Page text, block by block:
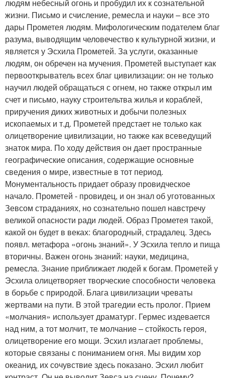
людям небесный огонь и пробудил их к сознательной
жизни. Письмо и счисление, ремесла и науки – все это
дары Прометея людям. Мифологическим подателем благ
разума, выводящим человечество к культурной жизни, и
является у Эсхила Прометей. За услуги, оказанные
людям, он обречен на мучения. Прометей выступает как
первооткрыватель всех благ цивилизации: он не только
научил людей обращаться с огнем, но также открыл им
счет и письмо, науку строительтва жилья и кораблей,
приручения диких животных и добычи полезных
ископаемых и т.д. Прометей предстает не только как
олицетворение цивилизации, но также как всеведущий
знаток мира. По ходу действия он дает пространные
географические описания, содержащие основные
сведения о мире, известные в тот период.
Монументальность придает образу провидческое
начало. Прометей - провидец, и он знал об уготованных
Зевсом страданиях, но сознательно пошел навстречу
великой опасности ради людей. Образ Прометея такой,
какой он будет в веках: благородный, страдалец. Здесь
появл. метафора «огонь знаний». У Эсхила тепло и пища
вторичны. Важен огонь знаний: науки, медицина,
ремесла. Знание приближает людей к богам. Прометей у
Эсхила олицетворяет творческие способности человека
в борьбе с природой. Блага цивилизации чреваты
жертвами на пути. В этой трагедии есть пролог. Прием
«молчания» использует драматург. Гермес издевается
над ним, а тот молчит, те молчание – стойкость героя,
олицетворение его мощи. Эсхил излагает проблемы,
которые связаны с пониманием огня. Мы видим хор
океанид, их сочувствие здесь показано. Эсхил любит